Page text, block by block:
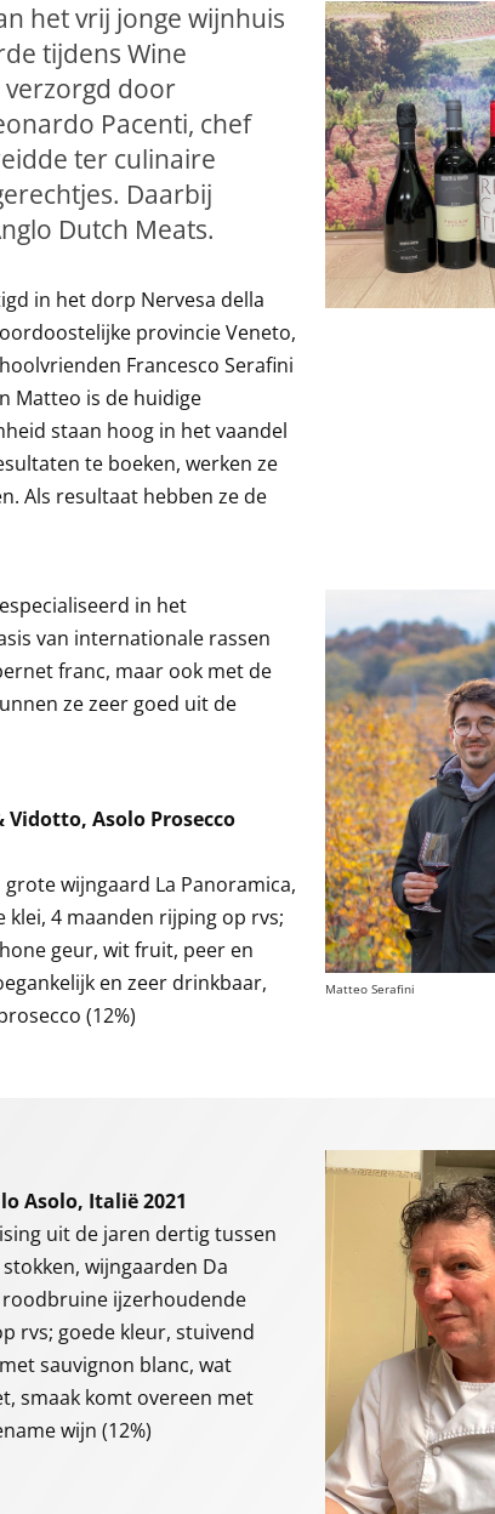
het vrij jonge wijnhuis
tijdens Wine
verzorgd door
Pacenti, chef
ter culinaire
Daarbij
Dutch Meats.
in het dorp Nervesa della
provincie Veneto,
Francesco Serafini
Matteo is de huidige
staan hoog in het vaandel
te boeken, werken ze
Als resultaat hebben ze de
in het
van internationale rassen
franc, maar ook met de
ze zeer goed uit de
Asolo Prosecco
wijngaard La Panoramica,
4 maanden rijping op rvs;
geur, wit fruit, peer en
en zeer drinkbaar,
(12%)
Matteo Serafini
Asolo, Italië 2021
uit de jaren dertig tussen
wijngaarden Da
roodbruine ijzerhoudende
rvs; goede kleur, stuivend
sauvignon blanc, wat
smaak komt overeen met
wijn (12%)